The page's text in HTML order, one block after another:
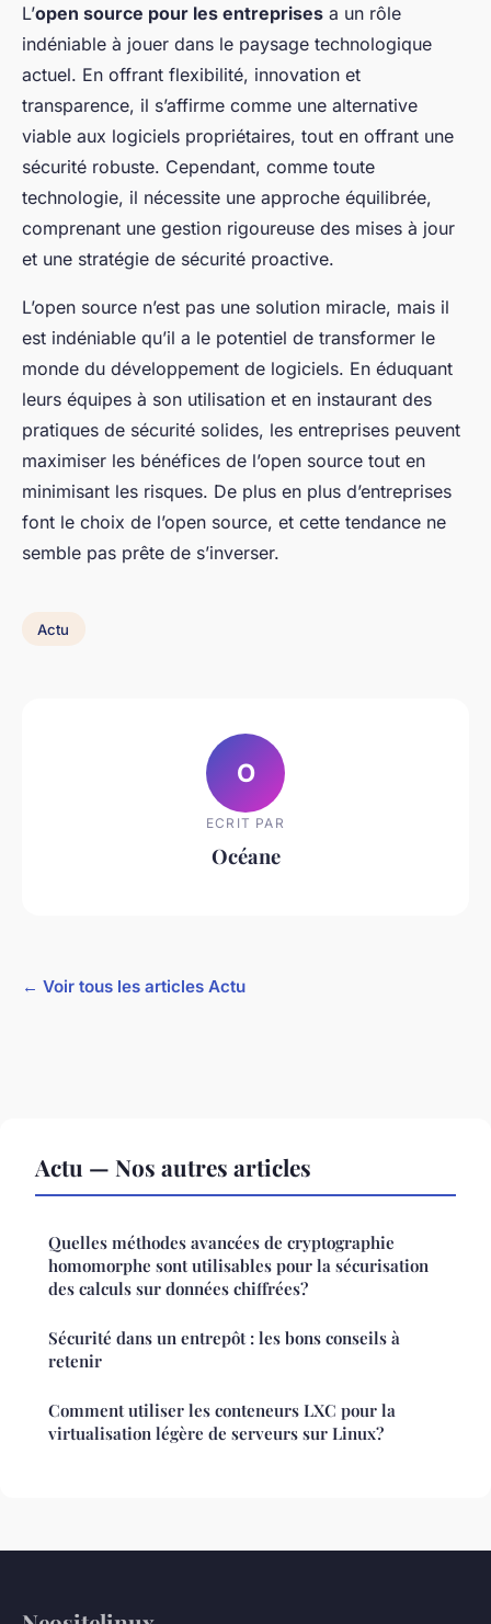
L’open source pour les entreprises a un rôle
indéniable à jouer dans le paysage technologique
actuel. En offrant flexibilité, innovation et
transparence, il s’affirme comme une alternative
viable aux logiciels propriétaires, tout en offrant une
sécurité robuste. Cependant, comme toute
technologie, il nécessite une approche équilibrée,
comprenant une gestion rigoureuse des mises à jour
et une stratégie de sécurité proactive.
L’open source n’est pas une solution miracle, mais il
est indéniable qu’il a le potentiel de transformer le
monde du développement de logiciels. En éduquant
leurs équipes à son utilisation et en instaurant des
pratiques de sécurité solides, les entreprises peuvent
maximiser les bénéfices de l’open source tout en
minimisant les risques. De plus en plus d’entreprises
font le choix de l’open source, et cette tendance ne
semble pas prête de s’inverser.
Actu
O
ECRIT PAR
Océane
← Voir tous les articles Actu
Actu — Nos autres articles
Quelles méthodes avancées de cryptographie
homomorphe sont utilisables pour la sécurisation
des calculs sur données chiffrées?
Sécurité dans un entrepôt : les bons conseils à
retenir
Comment utiliser les conteneurs LXC pour la
virtualisation légère de serveurs sur Linux?